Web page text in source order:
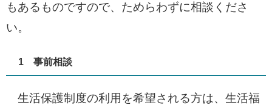
もあるものですので、ためらわずに相談くださ
い。
1 事前相談
生活保護制度の利用を希望される方は、生活福